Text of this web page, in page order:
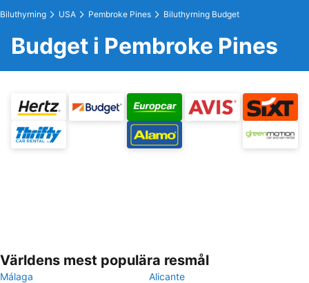
Biluthyrning USA Pembroke Pines Biluthyrning Budget
Budget i Pembroke Pines
Världens mest populära resmål
Málaga
Alicante